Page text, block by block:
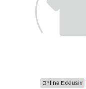
Online Exklusiv